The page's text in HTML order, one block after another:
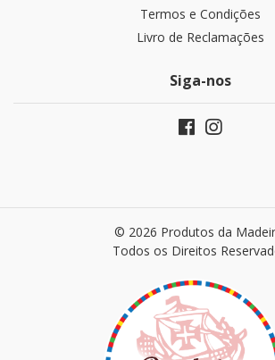
Termos e Condições
Livro de Reclamações
Siga-nos
© 2026 Produtos da
Todos os Direitos